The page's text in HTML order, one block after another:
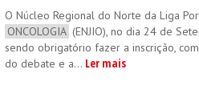
​​​​O Núcleo Regional do Norte da Liga
ONCOLOGIA (ENJIO), no dia 24 de
sendo obrigatório fazer a inscrição,
do debate e a... Ler mais